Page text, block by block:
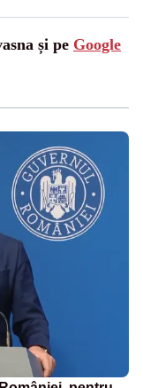
și pe Google